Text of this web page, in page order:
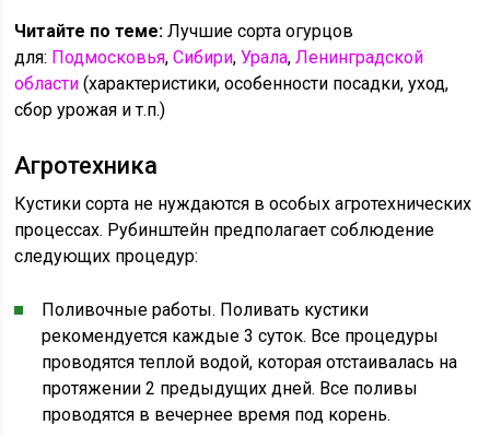
Читайте по теме:Лучшие сорта огурцов
для: Подмосковья,Сибири,Урала,Ленинградской
области (характеристики, особенности посадки, уход,
сбор урожая и т.п.)
Агротехника
Кустики сорта не нуждаются в особых агротехнических
процессах. Рубинштейн предполагает соблюдение
следующих процедур:
Поливочные работы. Поливать кустики
рекомендуется каждые 3 суток. Все процедуры
проводятся теплой водой, которая отстаивалась на
протяжении 2 предыдущих дней. Все поливы
проводятся в вечернее время под корень.